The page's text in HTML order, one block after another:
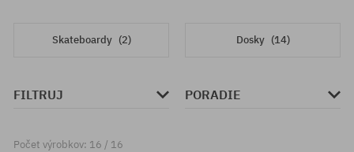
Skateboardy (2) Dosky (14)
FILTRUJ PORADIE
Počet výrobkov: 16 / 16